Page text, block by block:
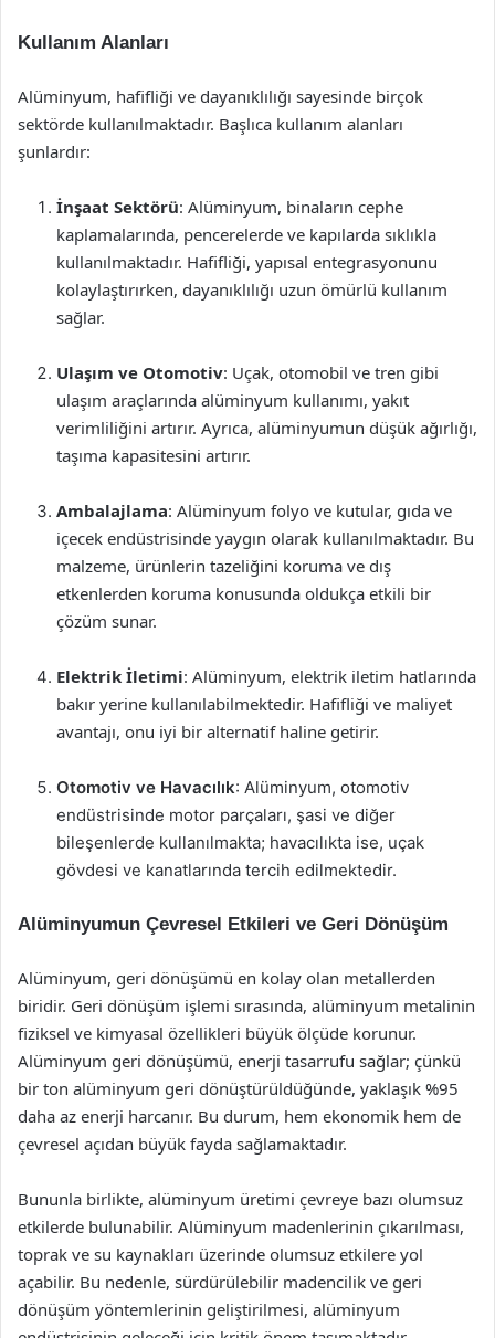
Kullanım Alanları
Alüminyum, hafifliği ve dayanıklılığı sayesinde birçok
sektörde kullanılmaktadır. Başlıca kullanım alanları
şunlardır:
İnşaat Sektörü: Alüminyum, binaların cephe
kaplamalarında, pencerelerde ve kapılarda sıklıkla
kullanılmaktadır. Hafifliği, yapısal entegrasyonunu
kolaylaştırırken, dayanıklılığı uzun ömürlü kullanım
sağlar.
Ulaşım ve Otomotiv: Uçak, otomobil ve tren gibi
ulaşım araçlarında alüminyum kullanımı, yakıt
verimliliğini artırır. Ayrıca, alüminyumun düşük ağırlığı,
taşıma kapasitesini artırır.
Ambalajlama: Alüminyum folyo ve kutular, gıda ve
içecek endüstrisinde yaygın olarak kullanılmaktadır. Bu
malzeme, ürünlerin tazeliğini koruma ve dış
etkenlerden koruma konusunda oldukça etkili bir
çözüm sunar.
Elektrik İletimi: Alüminyum, elektrik iletim hatlarında
bakır yerine kullanılabilmektedir. Hafifliği ve maliyet
avantajı, onu iyi bir alternatif haline getirir.
Otomotiv ve Havacılık: Alüminyum, otomotiv
endüstrisinde motor parçaları, şasi ve diğer
bileşenlerde kullanılmakta; havacılıkta ise, uçak
gövdesi ve kanatlarında tercih edilmektedir.
Alüminyumun Çevresel Etkileri ve Geri Dönüşüm
Alüminyum, geri dönüşümü en kolay olan metallerden
biridir. Geri dönüşüm işlemi sırasında, alüminyum metalinin
fiziksel ve kimyasal özellikleri büyük ölçüde korunur.
Alüminyum geri dönüşümü, enerji tasarrufu sağlar; çünkü
bir ton alüminyum geri dönüştürüldüğünde, yaklaşık %95
daha az enerji harcanır. Bu durum, hem ekonomik hem de
çevresel açıdan büyük fayda sağlamaktadır.
Bununla birlikte, alüminyum üretimi çevreye bazı olumsuz
etkilerde bulunabilir. Alüminyum madenlerinin çıkarılması,
toprak ve su kaynakları üzerinde olumsuz etkilere yol
açabilir. Bu nedenle, sürdürülebilir madencilik ve geri
dönüşüm yöntemlerinin geliştirilmesi, alüminyum